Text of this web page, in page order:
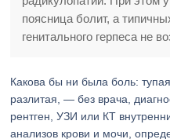
поясница болит, а
генитального герпеса не
Какова бы ни была боль:
разлитая, — без врача,
рентген, УЗИ или КТ
анализов крови и мочи,